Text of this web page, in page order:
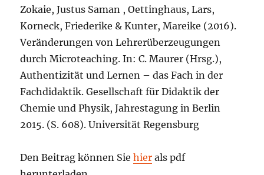
Zokaie, Justus Saman , Oettinghaus, Lars,
Korneck, Friederike & Kunter, Mareike (2016).
Veränderungen von Lehrerüberzeugungen
durch Microteaching. In: C. Maurer (Hrsg.),
Authentizität und Lernen – das Fach in der
Fachdidaktik. Gesellschaft für Didaktik der
Chemie und Physik, Jahrestagung in Berlin
2015. (S. 608). Universität Regensburg
Den Beitrag können Siehier als pdf